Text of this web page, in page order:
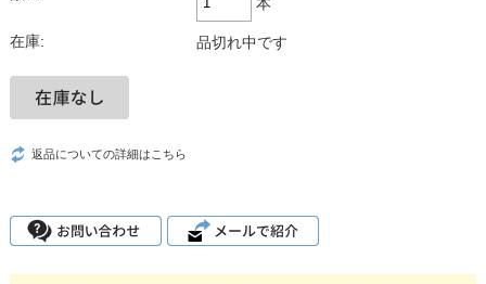
在庫: 品切れ中です
返品についての詳細はこちら